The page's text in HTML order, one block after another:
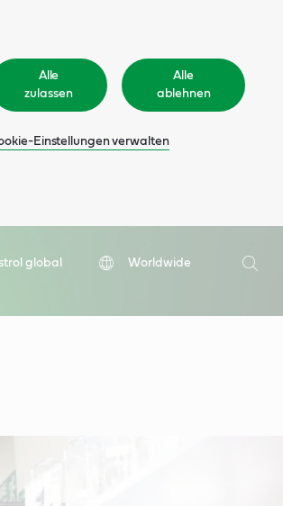
Alle
zulassen
Alle
ablehnen
Einstellungen verwalten
global
Worldwide
Suche